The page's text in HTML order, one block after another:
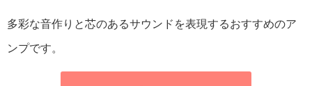
多彩な音作りと芯のあるサウンドを表現するおすすめのア
ンプです。